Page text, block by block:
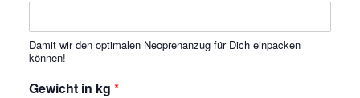
Damit wir den optimalen Neoprenanzug für Dich einpacken
können!
Gewicht in kg *